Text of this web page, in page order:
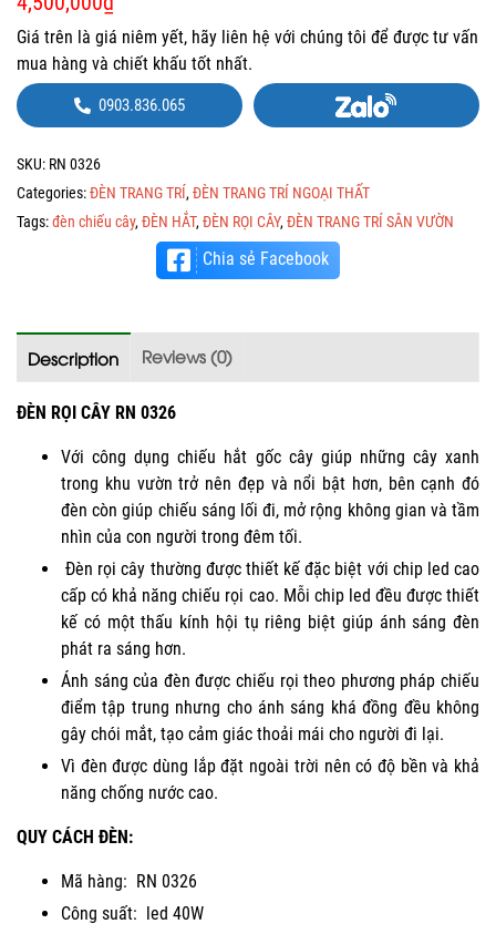
Giá trên là giá niêm yết, hãy liên hệ với chúng tôi để được tư vấn
mua hàng và chiết khấu tốt nhất.
0903.836.065
SKU: RN 0326
Categories:ĐÈN TRANG TRÍ, ĐÈN TRANG TRÍ NGOẠI THẤT
Tags:đèn chiếu cây, ĐÈN HẮT, ĐÈN RỌI CÂY, ĐÈN TRANG TRÍ SÂN VƯỜN
Chia sẻ Facebook
Description Reviews (0)
ĐÈN RỌI CÂY RN 0326
Với công dụng chiếu hắt gốc cây giúp những cây xanh
trong khu vườn trở nên đẹp và nổi bật hơn, bên cạnh đó
đèn còn giúp chiếu sáng lối đi, mở rộng không gian và tầm
nhìn của con người trong đêm tối.
Đèn rọi cây thường được thiết kế đặc biệt với chip led cao
cấp có khả năng chiếu rọi cao. Mỗi chip led đều được thiết
kế có một thấu kính hội tụ riêng biệt giúp ánh sáng đèn
phát ra sáng hơn.
Ánh sáng của đèn được chiếu rọi theo phương pháp chiếu
điểm tập trung nhưng cho ánh sáng khá đồng đều không
gây chói mắt, tạo cảm giác thoải mái cho người đi lại.
Vì đèn được dùng lắp đặt ngoài trời nên có độ bền và khả
năng chống nước cao.
QUY CÁCH ĐÈN:
Mã hàng: RN 0326
Công suất: led 40W